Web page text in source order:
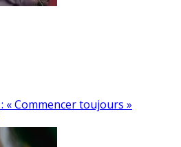
« Commencer toujours »